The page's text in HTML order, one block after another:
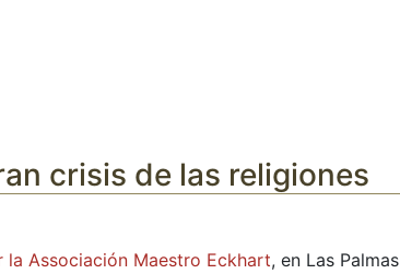
crisis de las religiones
la Associación Maestro Eckhart, en Las Palmas